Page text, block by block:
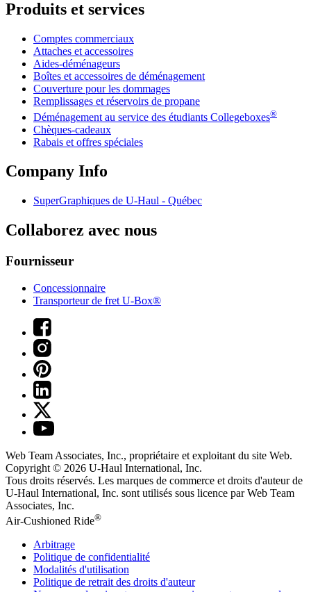
Produits et services
Comptes commerciaux
Attaches et accessoires
Aides-déménageurs
Boîtes et accessoires de déménagement
Couverture pour les dommages
Remplissages et réservoirs de propane
Déménagement au service des étudiants Collegeboxes®
Chèques-cadeaux
Rabais et offres spéciales
Company Info
SuperGraphiques de U-Haul - Québec
Collaborez avec nous
Fournisseur
Concessionnaire
Transporteur de fret U-Box®
Web Team Associates, Inc., propriétaire et exploitant du site Web.
Copyright © 2026 U-Haul International, Inc.
Tous droits réservés. Les marques de commerce et droits d'auteur de
U-Haul International, Inc. sont utilisés sous licence par Web Team
Associates, Inc.
Air-Cushioned Ride®
Arbitrage
Politique de confidentialité
Modalités d'utilisation
Politique de retrait des droits d'auteur